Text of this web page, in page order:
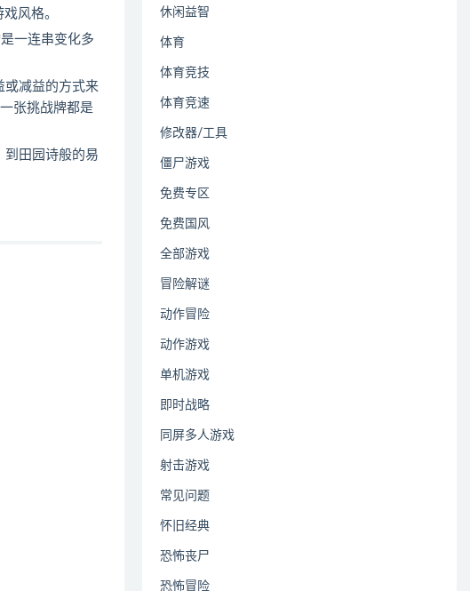
风格。
一连串变化多
或减益的方式来
张挑战牌都是
到田园诗般的易
休闲益智
体育
体育竞技
体育竞速
修改器/工具
僵尸游戏
免费专区
免费国风
全部游戏
冒险解谜
动作冒险
动作游戏
单机游戏
即时战略
同屏多人游戏
射击游戏
常见问题
怀旧经典
恐怖丧尸
恐怖冒险